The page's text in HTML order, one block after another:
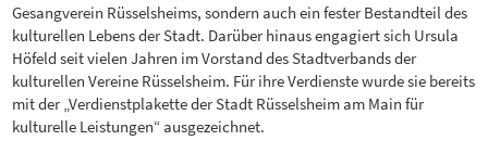
Gesangverein Rüsselsheims, sondern auch ein fester Bestandteil des
kulturellen Lebens der Stadt. Darüber hinaus engagiert sich Ursula
Höfeld seit vielen Jahren im Vorstand des Stadtverbands der
kulturellen Vereine Rüsselsheim. Für ihre Verdienste wurde sie bereits
mit der „Verdienstplakette der Stadt Rüsselsheim am Main für
kulturelle Leistungen“ ausgezeichnet.